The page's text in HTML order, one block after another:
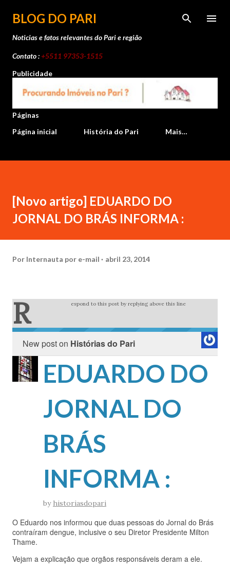
Pular para o conteúdo principal
BLOG DO PARI
Noticias e fatos relevantes do Pari e região
Contato :+5511 97353-1515
Publicidade
Páginas
Página inicial
História do Pari Mais…
[Novo artigo] EDUARDO DO
JORNAL DO BRÁS INFORMA :
Por Internauta por e-mail abril 23, 2014
R espond to this post by replying above this line
New post on Histórias do Pari
EDUARDO DO
JORNAL DO
BRÁS
INFORMA :
by historiasdopari
O Eduardo nos informou que duas pessoas do Jornal do Brás
contraíram dengue, inclusive o seu Diretor Presidente Milton
Thame.
Vejam a explicação que orgãos responsáveis deram a ele.